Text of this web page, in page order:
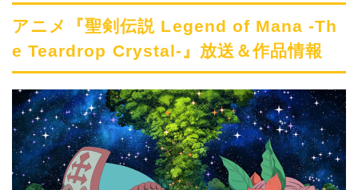
アニメ『聖剣伝説 Legend of Mana -Th
e Teardrop Crystal-』放送＆作品情報